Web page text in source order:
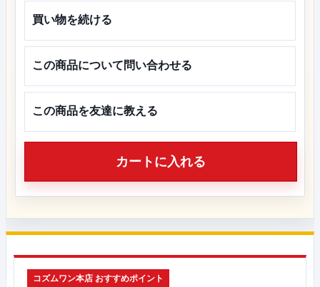
買い物を続ける
この商品について問い合わせる
この商品を友達に教える
カートに入れる
コズムワン本店 おすすめポイント